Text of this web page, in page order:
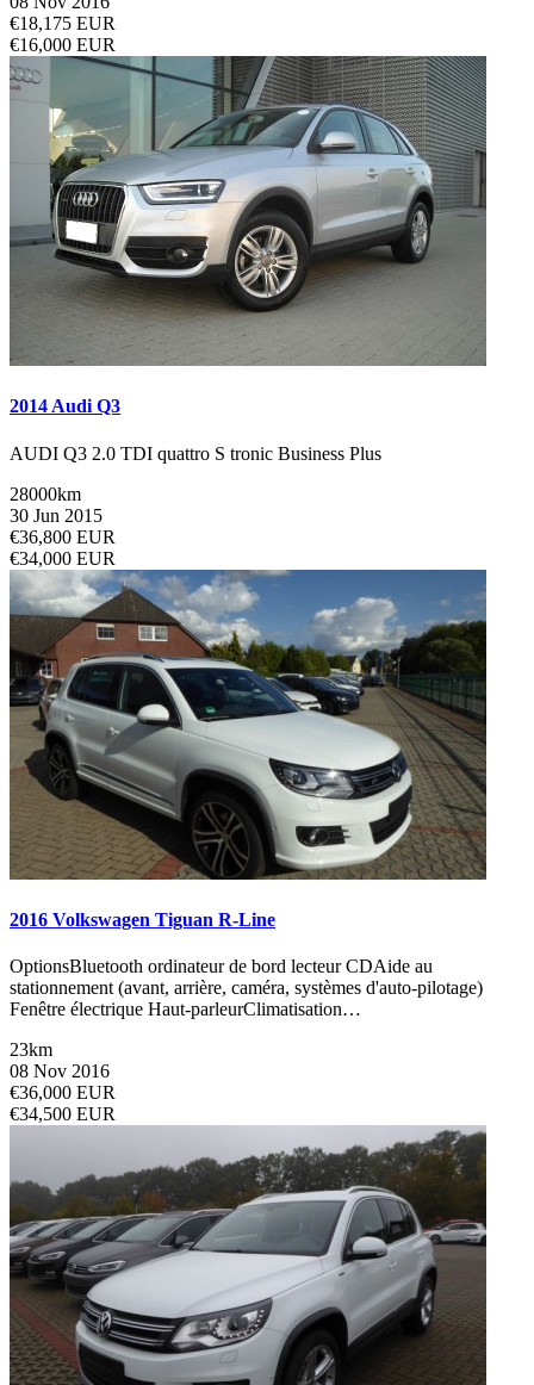
€18,175 EUR
€16,000 EUR
2014 Audi Q3
AUDI Q3 2.0 TDI quattro S tronic Business Plus
28000km
30 Jun 2015
€36,800 EUR
€34,000 EUR
2016 Volkswagen Tiguan R-Line
OptionsBluetooth ordinateur de bord lecteur CDAide au
stationnement (avant, arrière, caméra, systèmes d'auto-pilotage)
Fenêtre électrique Haut-parleurClimatisation…
23km
08 Nov 2016
€36,000 EUR
€34,500 EUR